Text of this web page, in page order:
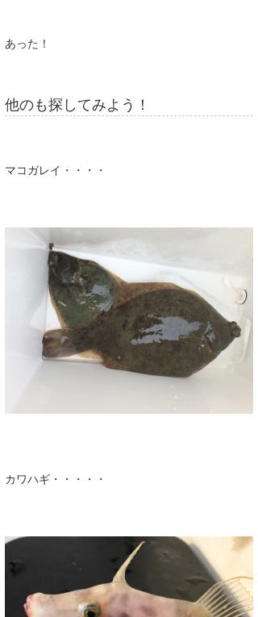
あった！
他のも探してみよう！
マコガレイ・・・・
カワハギ・・・・・